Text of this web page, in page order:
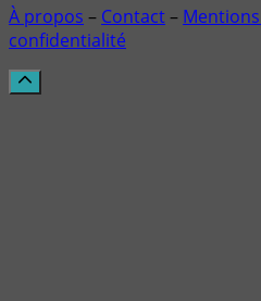
À propos – Contact–
confidentialité